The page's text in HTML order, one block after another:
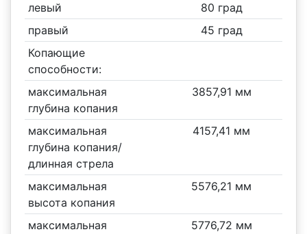
левый
80 град
правый
45 град
Копающие
способности:
максимальная
глубина копания
3857,91 мм
максимальная
глубина копания/
длинная стрела
4157,41 мм
максимальная
высота копания
5576,21 мм
максимальная
5776,72 мм